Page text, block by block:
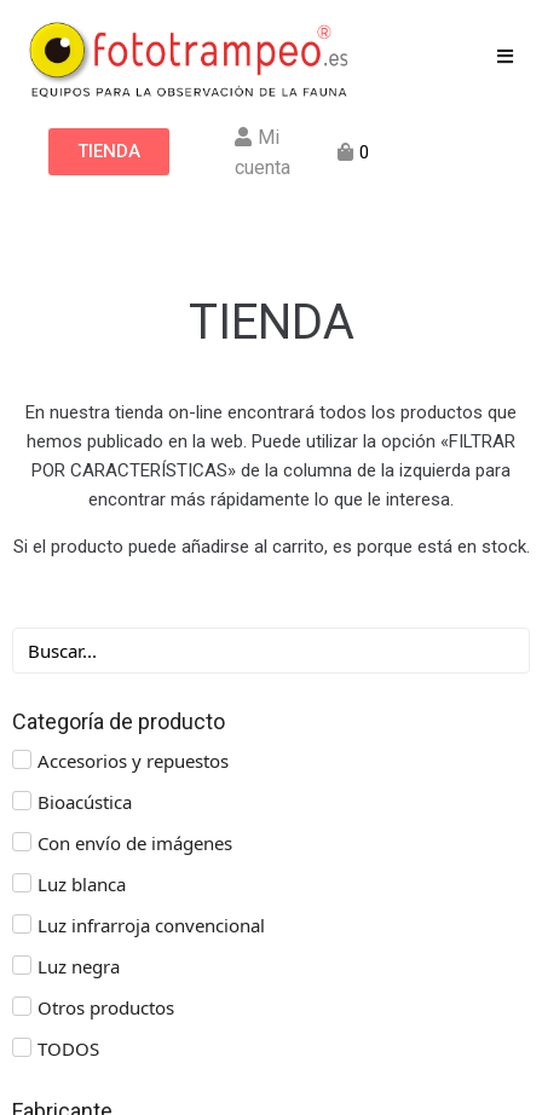
TIENDA
Mi
cuenta
0
TIENDA
En nuestra tienda on-line encontrará todos los productos que
hemos publicado en la web. Puede utilizar la opción «FILTRAR
POR CARACTERÍSTICAS» de la columna de la izquierda para
encontrar más rápidamente lo que le interesa.
Si el producto puede añadirse al carrito, es porque está en stock.
Categoría de producto
Accesorios y repuestos
Bioacústica
Con envío de imágenes
Luz blanca
Luz infrarroja convencional
Luz negra
Otros productos
TODOS